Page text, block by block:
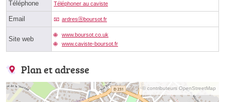
Téléphone Téléphoner au caviste
Email ardresⓐboursot.fr
Site web
www.boursot.co.uk
www.caviste-boursot.fr
Plan et adresse
© contributeurs OpenStreetMap